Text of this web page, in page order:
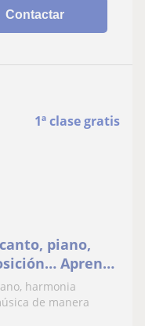
Contactar
1ª clase gratis
piano,
Aprende
e interactiva
harmonia
de manera